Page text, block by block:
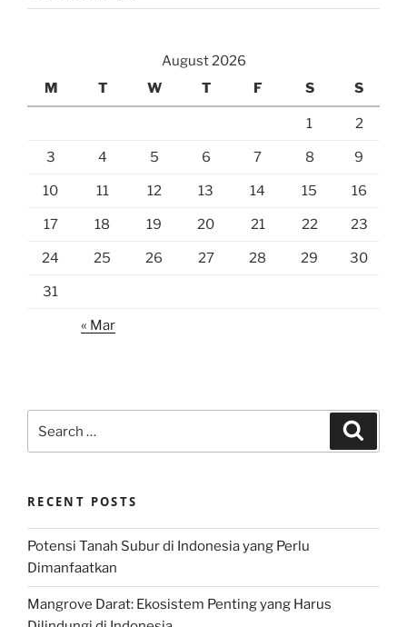
August 2026
M
T W T F S S
1 2
3 4 5 6 7 8 9
10 11 12 13 14 15 16
17 18 19 20 21 22 23
24 25 26 27 28 29 30
31
« Mar
for:
RECENT POSTS
Potensi Tanah Subur di Indonesia yang Perlu
Dimanfaatkan
Mangrove Darat: Ekosistem Penting yang Harus